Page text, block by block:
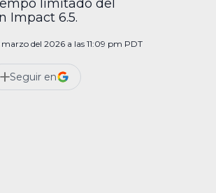
limitado del
Impact 6.5.
marzo del 2026 a las 11:09 pm PDT
Seguir en